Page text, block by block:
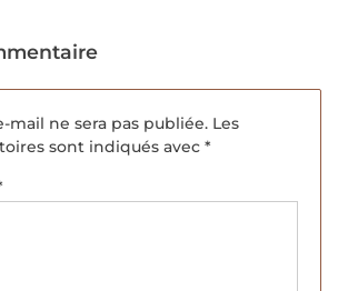
mail ne sera pas publiée. Les
sont indiqués avec *